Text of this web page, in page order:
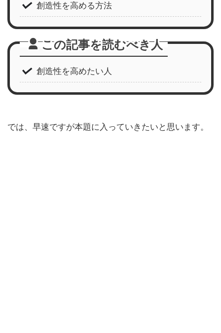
創造性を高める方法
この記事を読むべき人
創造性を高めたい人
では、早速ですが本題に入っていきたいと思います。